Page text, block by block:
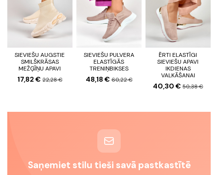
SIEVIEŠU AUGSTIE
SMILŠKRĀSAS
MEŽĢĪŅU APAVI
17,82 € 22,28 €
SIEVIEŠU PULVERA
ELASTĪGĀS
TRENIŅBIKSES
48,18 € 60,22 €
ĒRTI ELASTĪGI
SIEVIEŠU APAVI
IKDIENAS
VALKĀŠANAI
40,30 €50,38 €
Saņemiet stilu tieši savā pastkastītē